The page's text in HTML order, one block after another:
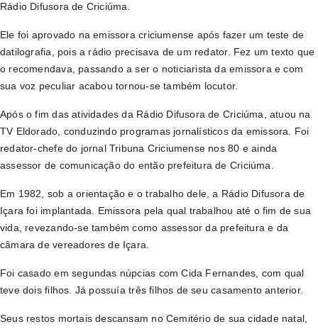
Rádio Difusora de Criciúma.
Ele foi aprovado na emissora criciumense após fazer um teste de
datilografia, pois a rádio precisava de um redator. Fez um texto que
o recomendava, passando a ser o noticiarista da emissora e com
sua voz peculiar acabou tornou-se também locutor.
Após o fim das atividades da Rádio Difusora de Criciúma, atuou na
TV Eldorado, conduzindo programas jornalísticos da emissora. Foi
redator-chefe do jornal Tribuna Criciumense nos 80 e ainda
assessor de comunicação do então prefeitura de Criciúma.
Em 1982, sob a orientação e o trabalho dele, a Rádio Difusora de
Içara foi implantada. Emissora pela qual trabalhou até o fim de sua
vida, revezando-se também como assessor da prefeitura e da
câmara de vereadores de Içara.
Foi casado em segundas núpcias com Cida Fernandes, com qual
teve dois filhos. Já possuía três filhos de seu casamento anterior.
Seus restos mortais descansam no Cemitério de sua cidade natal,